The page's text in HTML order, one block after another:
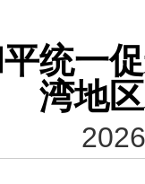
统一
湾地